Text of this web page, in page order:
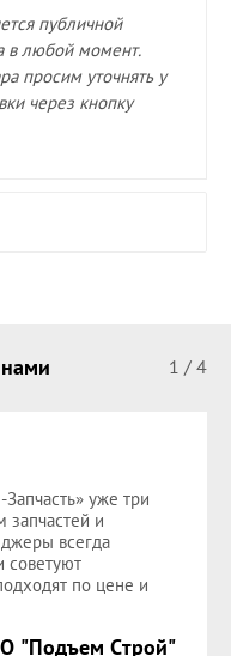
публичной
в любой момент.
просим уточнять у
через кнопку
1 / 4
уже три
запчастей и
всегда
советуют
по цене и
"Подъем Строй"